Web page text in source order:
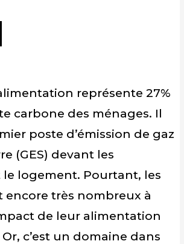
SUR FACEBOOK
SUR LINKEDIN
représente 27%
carbone des ménages. Il
poste d’émission de gaz
(GES) devant les
logement. Pourtant, les
encore très nombreux à
de leur alimentation
c’est un domaine dans